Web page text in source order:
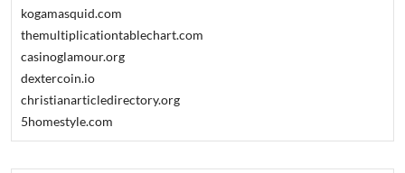
kogamasquid.com
themultiplicationtablechart.com
casinoglamour.org
dextercoin.io
christianarticledirectory.org
5homestyle.com